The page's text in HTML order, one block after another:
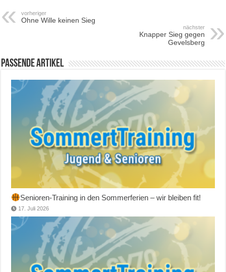
vorheriger
Ohne Wille keinen Sieg
nächster
Knapper Sieg gegen
Gevelsberg
Passende Artikel
Senioren-Training in den Sommerferien – wir bleiben fit!
17. Juli 2026